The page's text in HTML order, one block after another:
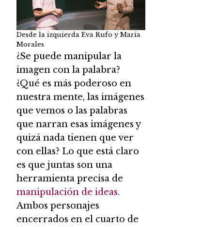
Desde la izquierda Eva Rufo y María
Morales
¿Se puede manipular la
imagen con la palabra?
¿Qué es más poderoso en
nuestra mente, las imágenes
que vemos o las palabras
que narran esas imágenes y
quizá nada tienen que ver
con ellas? Lo que está claro
es que juntas son una
herramienta precisa de
manipulación de ideas.
Ambos personajes
encerrados en el cuarto de